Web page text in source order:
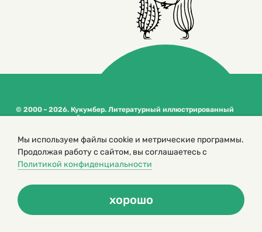
© 2000 – 2026. Кукумбер. Литературный иллюстрированный
журнал для детей
сайта
Политика конфиденциальности
Мы используем файлы cookie и метрические программы.
Продолжая работу с сайтом, вы соглашаетесь с
Политикой конфиденциальности
хорошо